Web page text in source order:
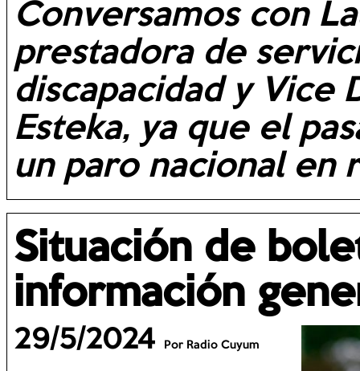
Conversamos con
prestadora de
discapacidad y Vice
Esteka, ya que el
un paro nacional en
Situación de
información
29/5/2024 Por Radio Cuyum